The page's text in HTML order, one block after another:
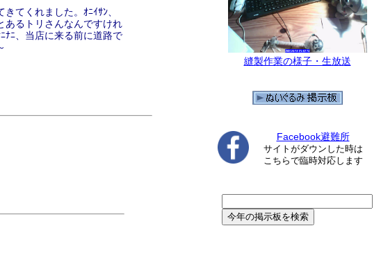
てくれました。ｵﾆｲｻﾝ、
るトリさんなんですけれ
ﾆ、当店に来る前に道路で
縫製作業の様子・生放送
Facebook避難所
サイトがダウンした時は
こちらで臨時対応します